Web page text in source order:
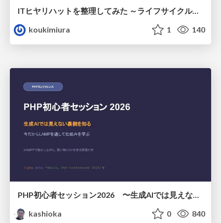
ITヒヤリハットを整理してみた ～ライフサイクルと原因から考える再発防止策～
koukimiura
1 140
kashioka
0 840